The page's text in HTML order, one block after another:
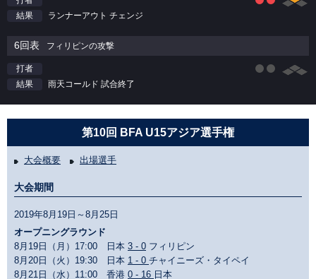
結果
ランナーアウト チェンジ
6回表 フィリピンの攻撃
打者
結果
雨天コールド 試合終了
第10回 BFA U15アジア選手権
大会概要 出場選手
大会期間
2019年8月19日～8月25日
オープニングラウンド
8月19日（月）17:00 日本 3 - 0 フィリピン
8月20日（火）19:30 日本 1 - 0 チャイニーズ・タイペイ
8月21日（水）11:00 香港 0 - 16 日本